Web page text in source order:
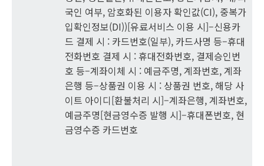
국인 여부, 암호화된 이용자 확인값(CI), 중복가
입확인정보(DI))[유료서비스 이용 시]–신용카
드 결제 시 : 카드번호(일부), 카드사명 등–휴대
전화번호 결제 시 : 휴대전화번호, 결제승인번
호 등–계좌이체 시 : 예금주명, 계좌번호, 계좌
은행 등–상품권 이용 시 : 상품권 번호, 해당 사
이트 아이디[환불처리 시]–계좌은행, 계좌번호,
예금주명[현금영수증 발행 시]–휴대폰번호, 현
금영수증 카드번호